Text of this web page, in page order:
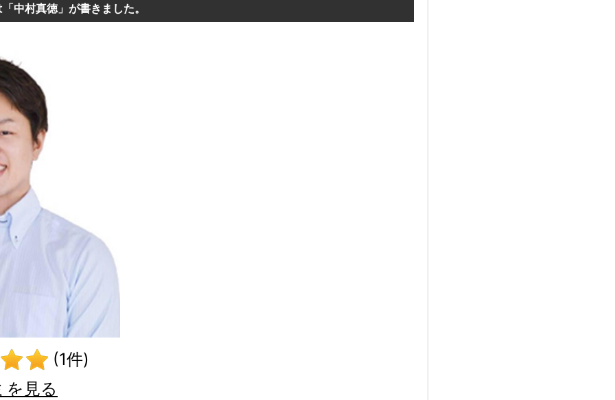
中村真徳」が書きました。
(1件)
を見る